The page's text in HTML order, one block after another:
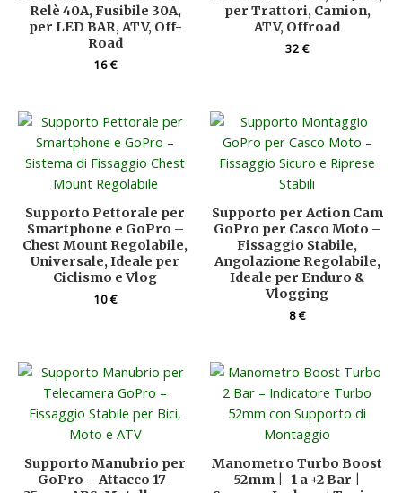
Relè 40A, Fusibile 30A,
per LED BAR, ATV, Off-
Road
16€
per Trattori, Camion,
ATV, Offroad
32€
Supporto Pettorale per
Smartphone e GoPro –
Chest Mount Regolabile,
Universale, Ideale per
Ciclismo e Vlog
10€
Supporto per Action Cam
GoPro per Casco Moto –
Fissaggio Stabile,
Angolazione Regolabile,
Ideale per Enduro &
Vlogging
8€
Supporto Manubrio per
GoPro – Attacco 17-
Manometro Turbo Boost
52mm | -1 a +2 Bar |